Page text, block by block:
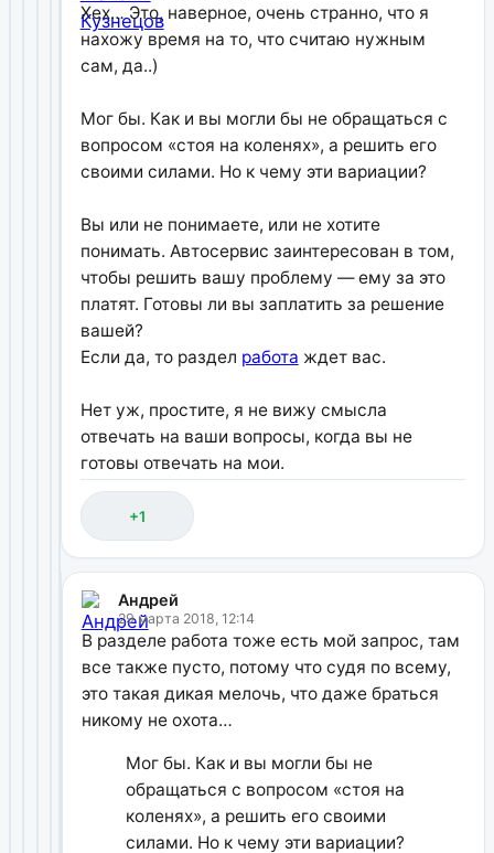
Хех… Это, наверное, очень странно, что я
нахожу время на то, что считаю нужным
сам, да..)
Мог бы. Как и вы могли бы не обращаться с
вопросом «стоя на коленях», а решить его
своими силами. Но к чему эти вариации?
Вы или не понимаете, или не хотите
понимать. Автосервис заинтересован в том,
чтобы решить вашу проблему — ему за это
платят. Готовы ли вы заплатить за решение
вашей?
Если да, то раздел работа ждет вас.
Нет уж, простите, я не вижу смысла
отвечать на ваши вопросы, когда вы не
готовы отвечать на мои.
+1
Андрей
29 марта 2018, 12:14
В разделе работа тоже есть мой запрос, там
все также пусто, потому что судя по всему,
это такая дикая мелочь, что даже браться
никому не охота…
Мог бы. Как и вы могли бы не
обращаться с вопросом «стоя на
коленях», а решить его своими
силами. Но к чему эти вариации?